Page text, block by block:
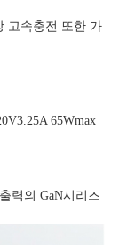
고속충전 또한 가
65Wmax
력의 GaN시리즈